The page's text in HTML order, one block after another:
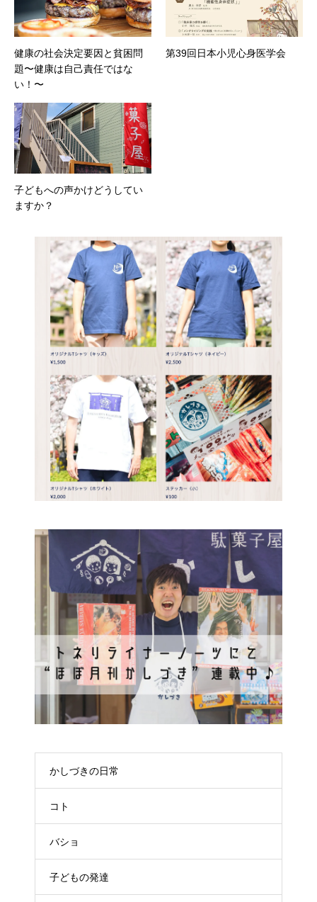
健康の社会決定要因と貧困問
題〜健康は自己責任ではな
い！〜
第39回日本小児心身医学会
子どもへの声かけどうしてい
ますか？
かしづきの日常
コト
バショ
子どもの発達